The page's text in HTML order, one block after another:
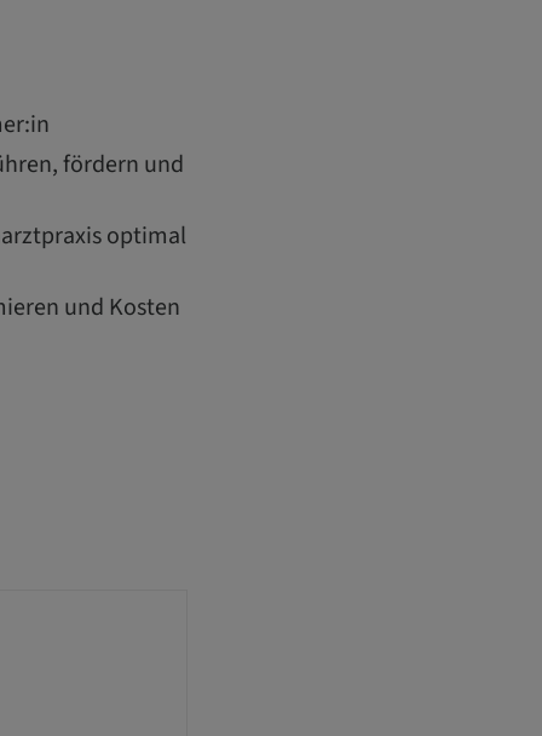
fördern und
optimal
und Kosten